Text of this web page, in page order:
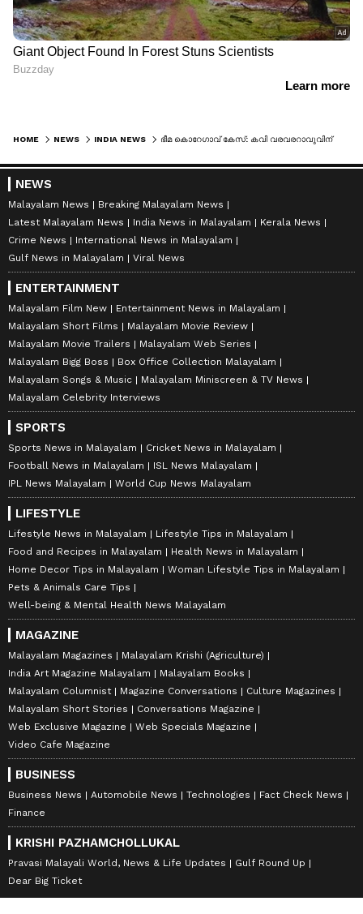
HOME NEWS INDIA NEWS ഭീമ കൊറേഗാവ് കേസ്: കവി വരവരറാവുവിന് സ്ഥിരം ജാമ്യം, ആരോ​ഗ്യാവസ്ഥ പരി​ഗണിച്ചെന്ന് സുപ്രീംകോടതി
NEWS
Malayalam News
Breaking Malayalam News
Latest Malayalam News
India News in Malayalam
Kerala News
Crime News
International News in Malayalam
Gulf News in Malayalam
Viral News
ENTERTAINMENT
Malayalam Film New
Entertainment News in Malayalam
Malayalam Short Films
Malayalam Movie Review
Malayalam Movie Trailers
Malayalam Web Series
Malayalam Bigg Boss
Box Office Collection Malayalam
Malayalam Songs & Music
Malayalam Miniscreen & TV News
Malayalam Celebrity Interviews
SPORTS
Sports News in Malayalam
Cricket News in Malayalam
Football News in Malayalam
ISL News Malayalam
IPL News Malayalam
World Cup News Malayalam
LIFESTYLE
Lifestyle News in Malayalam
Lifestyle Tips in Malayalam
Food and Recipes in Malayalam
Health News in Malayalam
Home Decor Tips in Malayalam
Woman Lifestyle Tips in Malayalam
Pets & Animals Care Tips
Well-being & Mental Health News Malayalam
MAGAZINE
Malayalam Magazines
Malayalam Krishi (Agriculture)
India Art Magazine Malayalam
Malayalam Books
Malayalam Columnist
Magazine Conversations
Culture Magazines
Malayalam Short Stories
Conversations Magazine
Web Exclusive Magazine
Web Specials Magazine
Video Cafe Magazine
BUSINESS
Business News Automobile News Technologies
Fact Check News
Finance
KRISHI PAZHAMCHOLLUKAL
Pravasi Malayali World, News & Life Updates
Gulf Round Up
Dear Big Ticket